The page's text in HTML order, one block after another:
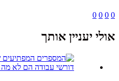
0
0
0
0
אולי יעניין אותך